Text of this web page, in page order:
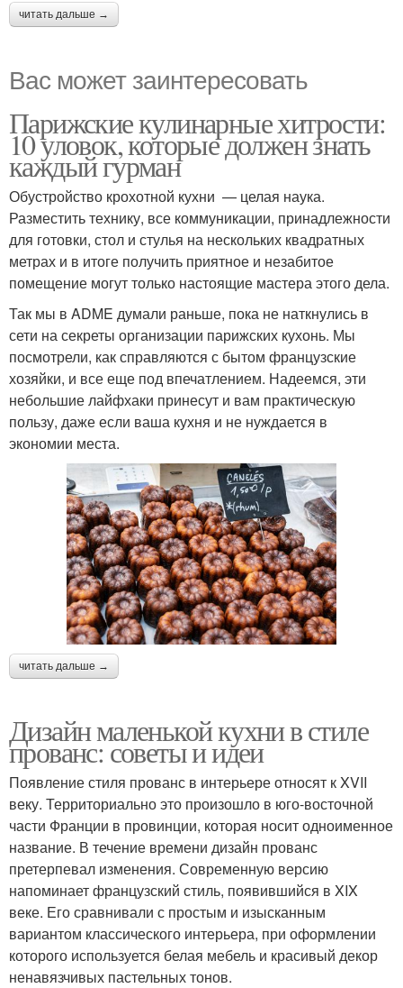
читать дальше →
Вас может заинтересовать
Парижские кулинарные хитрости:
10 уловок, которые должен знать
каждый гурман
Обустройство крохотной кухни — целая наука.
Разместить технику, все коммуникации, принадлежности
для готовки, стол и стулья на нескольких квадратных
метрах и в итоге получить приятное и незабитое
помещение могут только настоящие мастера этого дела.
Так мы в ADME думали раньше, пока не наткнулись в
сети на секреты организации парижских кухонь. Мы
посмотрели, как справляются с бытом французские
хозяйки, и все еще под впечатлением. Надеемся, эти
небольшие лайфхаки принесут и вам практическую
пользу, даже если ваша кухня и не нуждается в
экономии места.
читать дальше →
Дизайн маленькой кухни в стиле
прованс: советы и идеи
Появление стиля прованс в интерьере относят к XVII
веку. Территориально это произошло в юго-восточной
части Франции в провинции, которая носит одноименное
название. В течение времени дизайн прованс
претерпевал изменения. Современную версию
напоминает французский стиль, появившийся в XIX
веке. Его сравнивали с простым и изысканным
вариантом классического интерьера, при оформлении
которого используется белая мебель и красивый декор
ненавязчивых пастельных тонов.